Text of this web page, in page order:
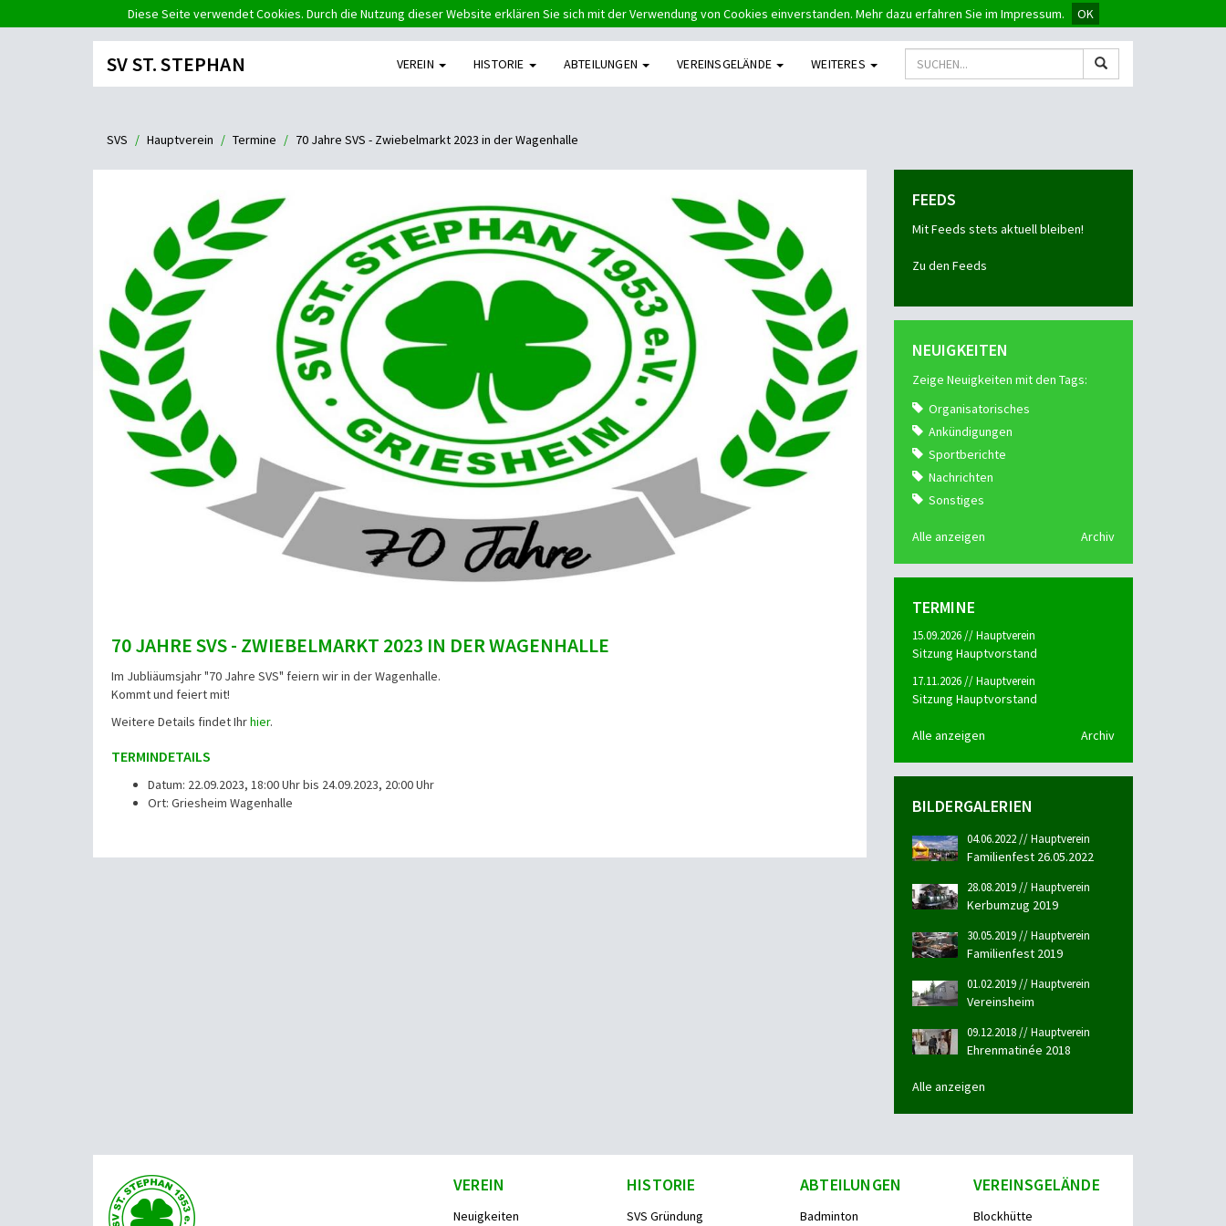
Diese Seite verwendet Cookies. Durch die Nutzung dieser Website erklären Sie sich mit der Verwendung von Cookies einverstanden. Mehr dazu erfahren Sie im Impressum. OK
SV ST. STEPHAN VEREIN HISTORIE ABTEILUNGEN VEREINSGELÄNDE WEITERES
SVS Hauptverein Termine 70 Jahre SVS - Zwiebelmarkt 2023 in der Wagenhalle
70 JAHRE SVS - ZWIEBELMARKT 2023 IN DER WAGENHALLE
Im Jubliäumsjahr "70 Jahre SVS" feiern wir in der Wagenhalle.
Kommt und feiert mit!
Weitere Details findet Ihrhier.
TERMINDETAILS
Datum: 22.09.2023, 18:00 Uhr bis 24.09.2023, 20:00 Uhr
Ort: Griesheim Wagenhalle
FEEDS
Mit Feeds stets aktuell bleiben!
Zu den Feeds
NEUIGKEITEN
Zeige Neuigkeiten mit den Tags:
Organisatorisches
Ankündigungen
Sportberichte
Nachrichten
Sonstiges
Alle anzeigen Archiv
TERMINE
15.09.2026 // Hauptverein
Sitzung Hauptvorstand
17.11.2026 // Hauptverein
Sitzung Hauptvorstand
Alle anzeigen Archiv
BILDERGALERIEN
04.06.2022 // Hauptverein
Familienfest 26.05.2022
28.08.2019 // Hauptverein
Kerbumzug 2019
30.05.2019 // Hauptverein
Familienfest 2019
01.02.2019 // Hauptverein
Vereinsheim
09.12.2018 // Hauptverein
Ehrenmatinée 2018
Alle anzeigen
VEREIN
Neuigkeiten
HISTORIE
SVS Gründung
ABTEILUNGEN
Badminton
VEREINSGELÄNDE
Blockhütte